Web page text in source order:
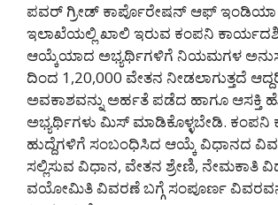
ಪವರ್ ಗ್ರೀಡ್ ಕಾರ್ಪೊರೇಷನ್ ಆಫ್
ಇಲಾಖೆಯಲ್ಲಿ ಖಾಲಿ ಇರುವ ಕಂಪನಿ
ಆಯ್ಕೆಯಾದ ಅಭ್ಯರ್ಥಿಗಳಿಗೆ ನಿಯಮಗಳ
ದಿಂದ 1,20,000 ವೇತನ ನೀಡಲಾಗುತ್ತದೆ
ಅವಕಾಶವನ್ನು ಅರ್ಹತೆ ಪಡೆದ ಹಾಗೂ ಆಸಕ್ತಿ
ಅಭ್ಯರ್ಥಿಗಳು ಮಿಸ್ ಮಾಡಿಕೊಳ್ಳಬೇಡಿ.
ಹುದ್ದೆಗಳಿಗೆ ಸಂಬಂಧಿಸಿದ ಆಯ್ಕೆ ವಿಧಾನದ
ಸಲ್ಲಿಸುವ ವಿಧಾನ, ವೇತನ ಶ್ರೇಣಿ, ನೇಮಕಾತಿ
ವಯೋಮಿತಿ ವಿವರಣೆ ಬಗ್ಗೆ ಸಂಪೂರ್ಣ